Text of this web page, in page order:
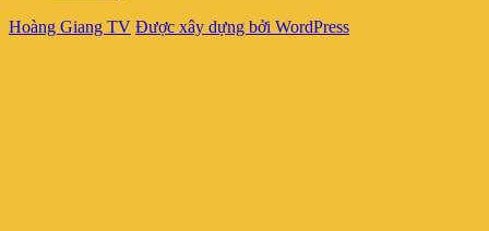
Hoàng Giang TV Được xây dựng bởi WordPress